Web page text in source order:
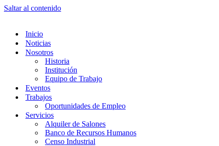
Saltar al contenido
Inicio
Noticias
Nosotros
Historia
Institución
Equipo de Trabajo
Eventos
Trabajos
Oportunidades de Empleo
Servicios
Alquiler de Salones
Banco de Recursos Humanos
Censo Industrial